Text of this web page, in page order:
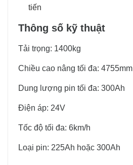
tiến
Thông số kỹ thuật
Tải trọng: 1400kg
Chiều cao nâng tối đa: 4755mm
Dung lượng pin tối đa: 300Ah
Điện áp: 24V
Tốc độ tối đa: 6km/h
Loại pin: 225Ah hoặc 300Ah